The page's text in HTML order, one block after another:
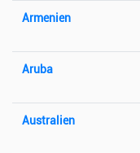
Armenien
Aruba
Australien